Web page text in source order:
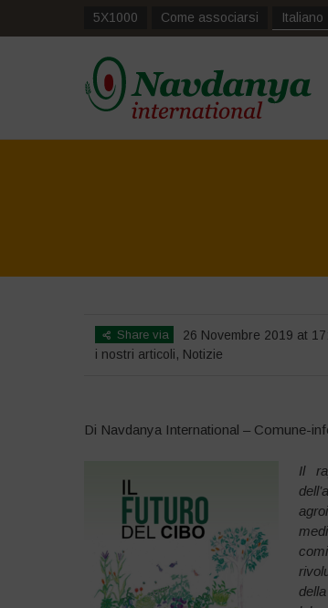
5X1000 Come associarsi Italiano
Share via 26 Novembre 2019 at
i nostri articoli, Notizie
Di Navdanya International – Comune-
Il